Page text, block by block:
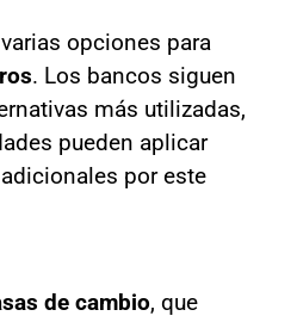
opciones para
. Los bancos siguen
más utilizadas,
pueden aplicar
por este
de cambio, que